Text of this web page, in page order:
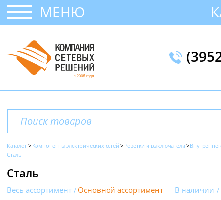
МЕНЮ
Каталог Компоненты электрических сетей Розетки и выключатели
Сталь
Сталь
Весь ассортимент Основной ассортимент В наличии